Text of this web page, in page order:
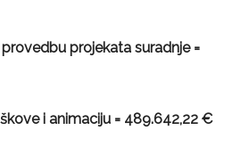
projekata suradnje =
i animaciju = 489.642,22 €